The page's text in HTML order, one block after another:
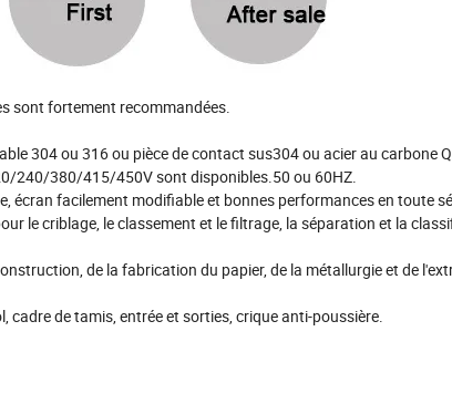
sont fortement recommandées.
304 ou 316 ou pièce de contact sus304 ou acier au carbone
240/380/415/450V sont disponibles.50 ou 60HZ.
écran facilement modifiable et bonnes performances en toute
le criblage, le classement et le filtrage, la séparation et la
de la fabrication du papier, de la métallurgie et de
de tamis, entrée et sorties, crique anti-poussière.